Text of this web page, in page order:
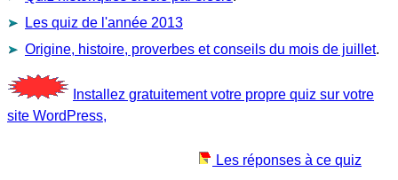
Les quiz de l'année 2013
Origine, histoire, proverbes et conseils du mois de juillet.
Installez gratuitement votre propre quiz sur votre
site WordPress,
Les réponses à ce quiz